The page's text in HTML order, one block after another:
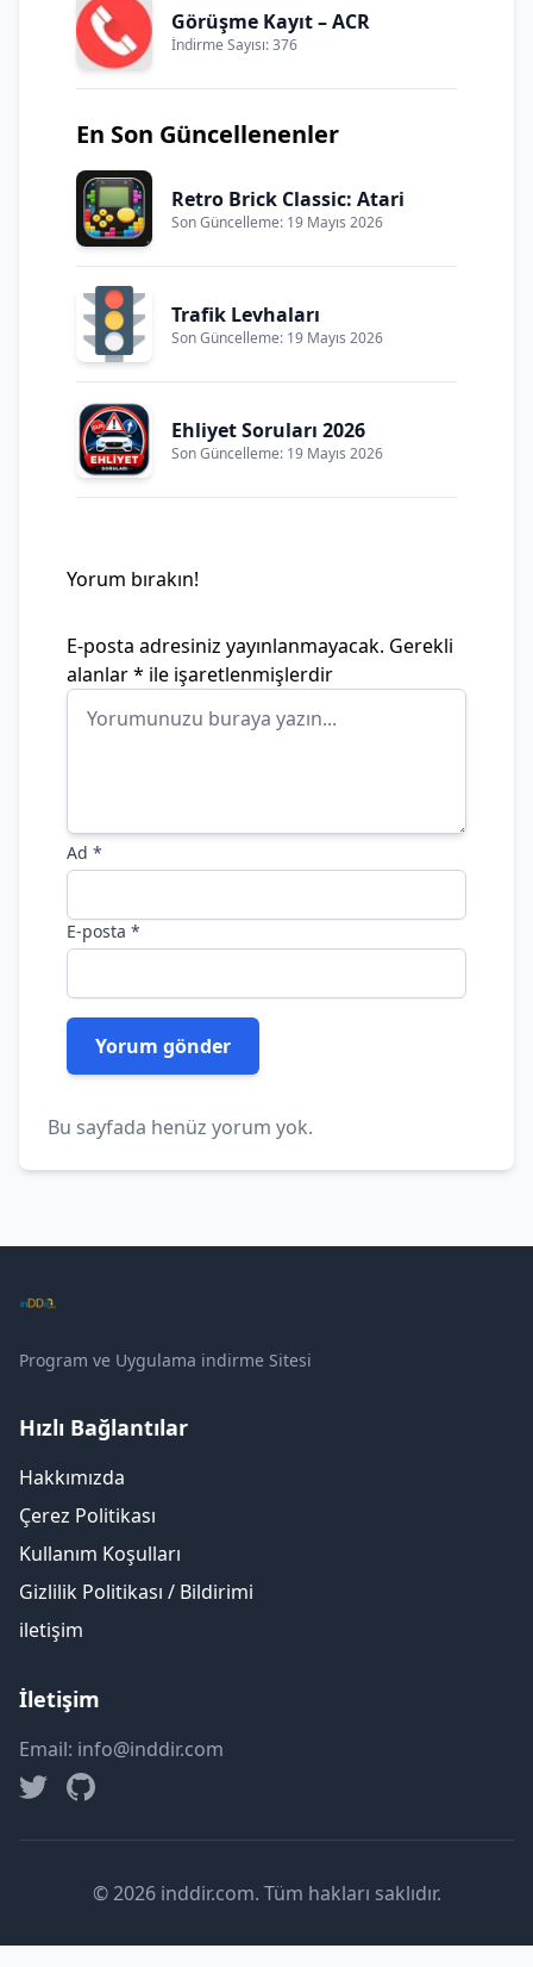
Görüşme Kayıt – ACR
İndirme Sayısı: 376
En Son Güncellenenler
Retro Brick Classic: Atari
Son Güncelleme: 19 Mayıs 2026
Trafik Levhaları
Son Güncelleme: 19 Mayıs 2026
Ehliyet Soruları 2026
Son Güncelleme: 19 Mayıs 2026
Yorum bırakın!
E-posta adresiniz yayınlanmayacak. Gerekli
alanlar* ile işaretlenmişlerdir
Ad *
E-posta *
Bu sayfada henüz yorum yok.
Program ve Uygulama indirme Sitesi
Hızlı Bağlantılar
Hakkımızda
Çerez Politikası
Kullanım Koşulları
Gizlilik Politikası / Bildirimi
iletişim
İletişim
Email: info@inddir.com
© 2026 inddir.com. Tüm hakları saklıdır.